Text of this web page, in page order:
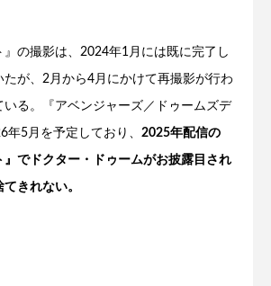
』の撮影は、2024年1月には既に完了し
たが、2月から4月にかけて再撮影が行わ
いる。『アベンジャーズ／ドゥームズデ
年5月を予定しており、 2025年配信の
』でドクター・ドゥームがお披露目され
きれない。